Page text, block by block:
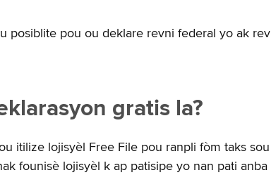
posiblite pou ou deklare revni federal yo ak
gratis la?
itilize lojisyèl Free File pou ranpli fòm taks
founisè lojisyèl k ap patisipe yo nan pati anba